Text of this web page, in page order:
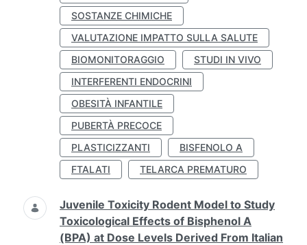
SOSTANZE CHIMICHE
VALUTAZIONE IMPATTO SULLA SALUTE
BIOMONITORAGGIO
STUDI IN VIVO
INTERFERENTI ENDOCRINI
OBESITÀ INFANTILE
PUBERTÀ PRECOCE
PLASTICIZZANTI
BISFENOLO A
FTALATI
TELARCA PREMATURO
Juvenile Toxicity Rodent Model to Study
Toxicological Effects of Bisphenol A
(BPA) at Dose Levels Derived From Italian